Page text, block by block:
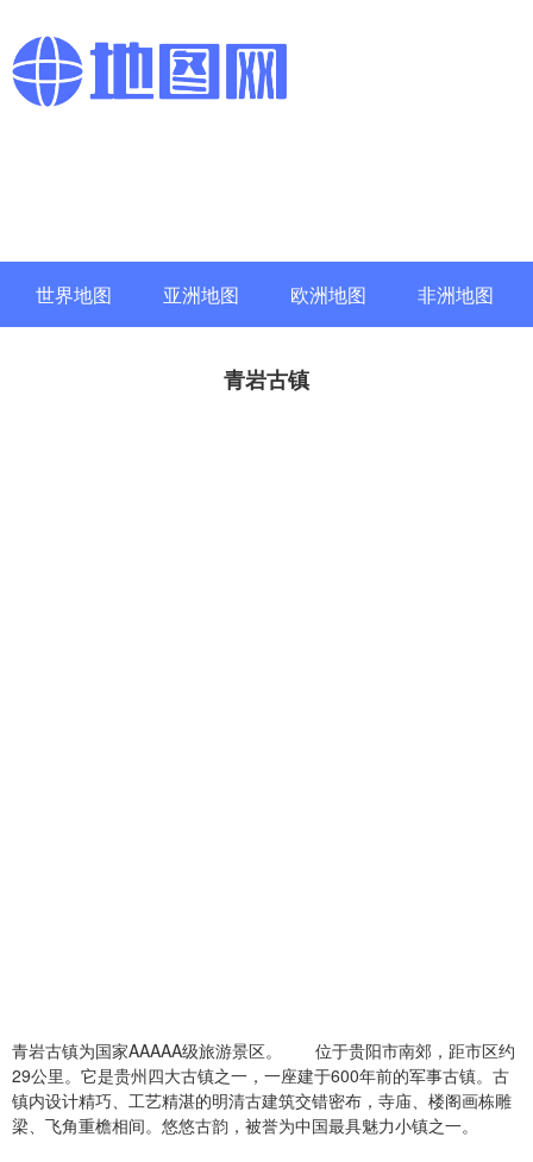
世界地图 亚洲地图 欧洲地图 非洲地图
青岩古镇
青岩古镇为国家AAAAA级旅游景区。 位于贵阳市南郊，距市区约
29公里。它是贵州四大古镇之一，一座建于600年前的军事古镇。古
镇内设计精巧、工艺精湛的明清古建筑交错密布，寺庙、楼阁画栋雕
梁、飞角重檐相间。悠悠古韵，被誉为中国最具魅力小镇之一。